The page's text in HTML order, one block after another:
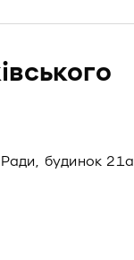
Ради, будинок 21а